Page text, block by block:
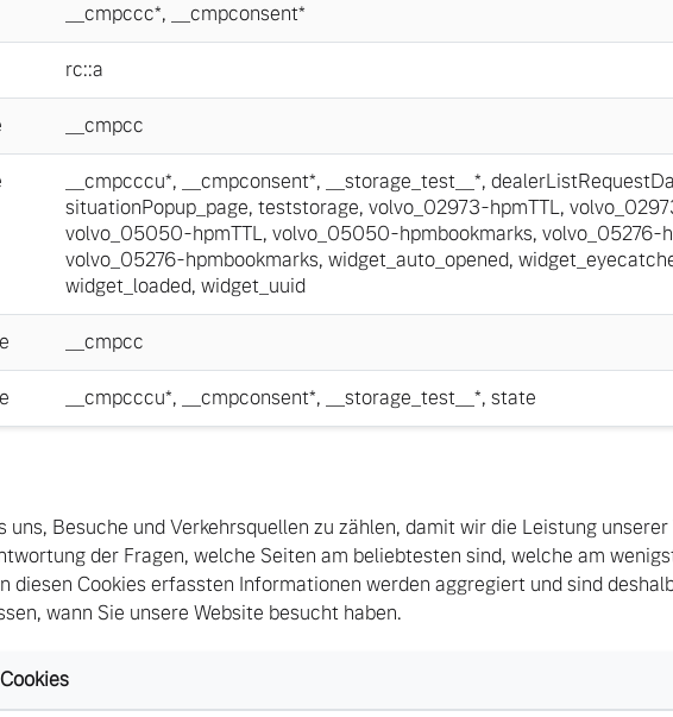
__cmpccc*, __cmpconsent*
rc::a
__cmpcc
__cmpcccu*, __cmpconsent*, __storage_test__*,
situationPopup_page, teststorage, volvo_02973-hpmTTL,
volvo_05050-hpmTTL, volvo_05050-hpmbookmarks, volvo_05276-
volvo_05276-hpmbookmarks, widget_auto_opened,
widget_loaded, widget_uuid
__cmpcc
__cmpcccu*, __cmpconsent*, __storage_test__*, state
uns, Besuche und Verkehrsquellen zu zählen, damit wir die Leistung
der Fragen, welche Seiten am beliebtesten sind, welche am
diesen Cookies erfassten Informationen werden aggregiert und sind
wann Sie unsere Website besucht haben.
Cookies